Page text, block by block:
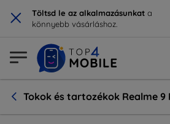
× Töltsd le az alkalmazásunkat a
könnyebb vásárláshoz.
Tokok és tartozékok Realme 9